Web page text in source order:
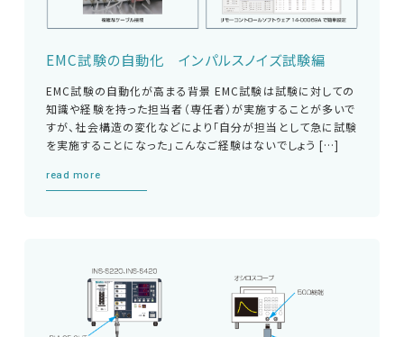
EMC試験の自動化 インパルスノイズ試験編
EMC試験の自動化が高まる背景 EMC試験は試験に対しての
知識や経験を持った担当者（専任者）が実施することが多いで
すが、社会構造の変化などにより「自分が担当として急に試験
を実施することになった」こんなご経験はないでしょう […]
read more